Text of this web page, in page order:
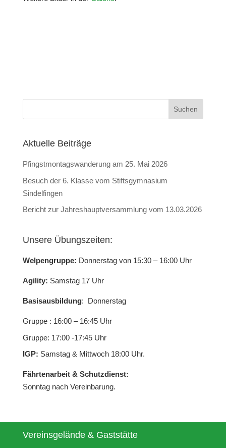
Aktuelle Beiträge
Pfingstmontagswanderung am 25. Mai 2026
Besuch der 6. Klasse vom Stiftsgymnasium
Sindelfingen
Bericht zur Jahreshauptversammlung vom 13.03.2026
Unsere Übungszeiten:
Welpengruppe: Donnerstag von 15:30 – 16:00 Uhr
Agility: Samstag 17 Uhr
Basisausbildung: Donnerstag
Gruppe : 16:00 – 16:45 Uhr
Gruppe: 17:00 -17:45 Uhr
IGP: Samstag & Mittwoch 18:00 Uhr.
Fährtenarbeit & Schutzdienst:
Sonntag nach Vereinbarung.
Vereinsgelände & Gaststätte